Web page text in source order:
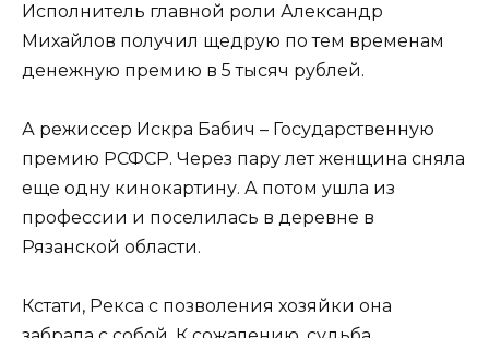
Исполнитель главной роли Александр
Михайлов получил щедрую по тем временам
денежную премию в 5 тысяч рублей.
А режиссер Искра Бабич – Государственную
премию РСФСР. Через пару лет женщина сняла
еще одну кинокартину. А потом ушла из
профессии и поселилась в деревне в
Рязанской области.
Кстати, Рекса с позволения хозяйки она